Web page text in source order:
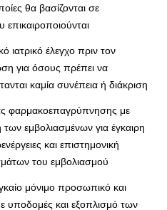
θα βασίζονται σε
επικαιροποιούνται
έλεγχο πριν τον
για όσους πρέπει να
καμία συνέπεια ή διάκριση
φαρμακοεπαγρύπνησης με
εμβολιασμένων για έγκαιρη
και επιστημονική
του εμβολιασμού
μόνιμο προσωπικό και
υποδομές και εξοπλισμό των